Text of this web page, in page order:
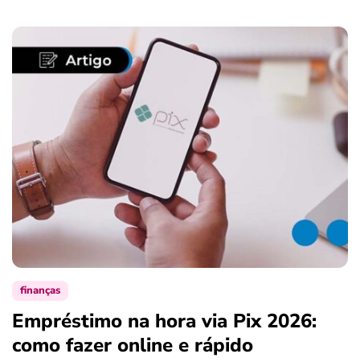
finanças
Empréstimo na hora via Pix 2026:
como fazer online e rápido